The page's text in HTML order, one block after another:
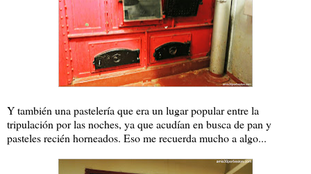
Y también una pastelería que era un lugar popular entre la
tripulación por las noches, ya que acudían en busca de pan y
pasteles recién horneados. Eso me recuerda mucho a algo...